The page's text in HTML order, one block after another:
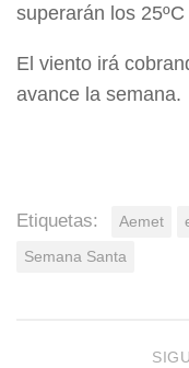
superarán los
El viento irá
avance la semana.
Etiquetas: Aemet
Semana Santa